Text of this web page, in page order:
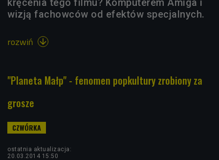
kręcenia tego filmu? Komputerem Amiga i
wizją fachowców od efektów specjalnych.
rozwiń 
"Planeta Małp" - fenomen popkultury zrobiony za
grosze
ostatnia aktualizacja:
20.03.2014 15:50